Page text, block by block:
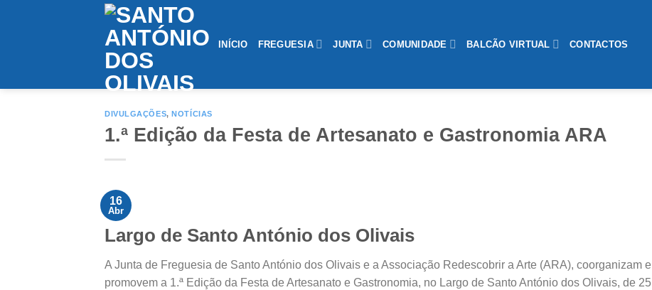
INÍCIO FREGUESIA JUNTA COMUNIDADE BALCÃO VIRTUAL CONTACTOS
DIVULGAÇÕES,NOTÍCIAS
1.ª Edição da Festa de Artesanato e Gastronomia ARA
16
Abr
Largo de Santo António dos Olivais
A Junta de Freguesia de Santo António dos Olivais e a Associação Redescobrir a Arte (ARA), coorganizam e
promovem a 1.ª Edição da Festa de Artesanato e Gastronomia, no Largo de Santo António dos Olivais, de 25